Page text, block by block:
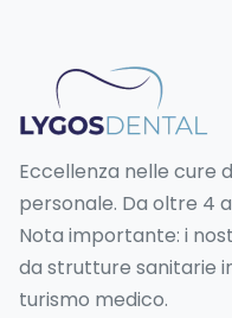
Eccellenza nelle cure
personale. Da oltre 4
Nota importante: i
da strutture sanitarie
turismo medico.